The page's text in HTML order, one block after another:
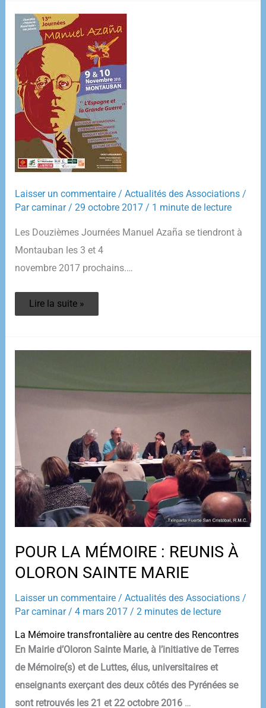
espoir
pour
l’Espagne
Laisser un commentaire /Actualités des Associations /
Parcaminar/29 octobre 2017/ 1 minute de lecture
Les Douzièmes Journées Manuel Azaña se tiendront à
Montauban les 3 et 4
novembre 2017 prochains.…
Manuel
Lire la suite »
POUR LA MÉMOIRE : REUNIS À
OLORON SAINTE MARIE
Laisser un commentaire /Actualités des Associations /
Parcaminar/4 mars 2017/2 minutes de lecture
La Mémoire transfrontalière au centre des Rencontres
En Mairie d’Oloron Sainte Marie, à l’initiative de Terres
de Mémoire(s) et de Luttes, élus, universitaires et
enseignants exerçant des deux côtés des Pyrénées se
sont retrouvés les 21 et 22 octobre 2016 …